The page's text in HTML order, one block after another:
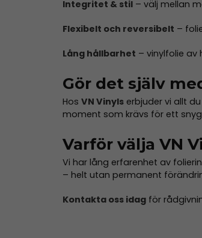
Integritet & stil – välj mellan
Flexibelt och reversibelt –
Lång hållbarhet – vinylfolie av
Gör det själv
Hos VN Vinyls erbjuder vi allt
moment som krävs för ett
Varför välja VN
Vi har lång erfarenhet av
– helt utan permanent
Kontakta oss idag för